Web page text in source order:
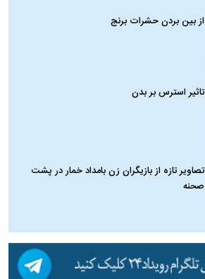
از بین بردن حشرات برنج
تاثیر استرس بر بدن
تصاویر تازه از بازیگران زن بامداد خمار در پشت
صحنه